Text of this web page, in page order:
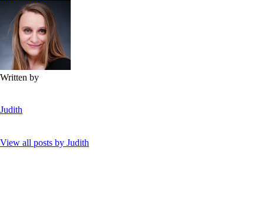
Written by
Judith
View all posts by Judith